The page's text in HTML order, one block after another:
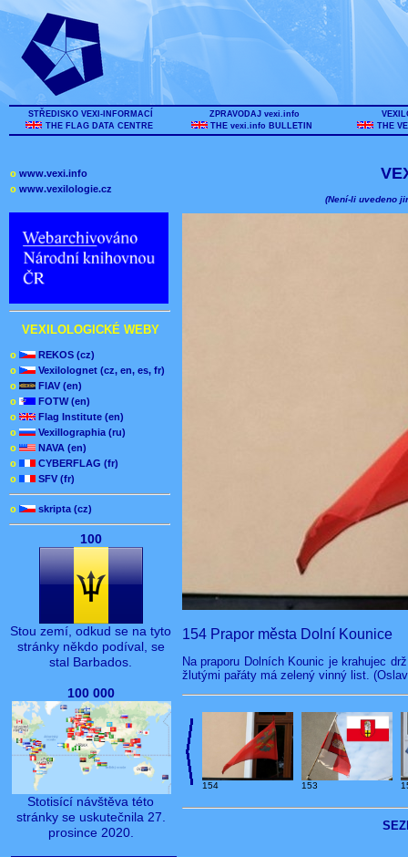
STŘEDISKO VEXI-INFORMACÍ
THE FLAG DATA CENTRE
ZPRAVODAJ vexi.info
THE vexi.info BULLETIN
THE
o www.vexi.info
o www.vexilologie.cz
VEXILOLOGICKÉ WEBY
o
REKOS (cz)
o
Vexilolognet (cz, en, es, fr)
o
FIAV (en)
o
FOTW (en)
o
Flag Institute (en)
o
Vexillographia (ru)
o
NAVA (en)
o
CYBERFLAG (fr)
o
SFV (fr)
o skripta (cz)
100
Stou zemí, odkud se na tyto
stránky někdo podíval, se
stal Barbados.
100 000
Stotisící návštěva této
stránky se uskutečnila 27.
prosince 2020.
(Není-li uvedeno
154 Prapor města Dolní Kounice
Na praporu Dolních Kounic je krahujec
žlutými pařáty má zelený vinný list.
154 153